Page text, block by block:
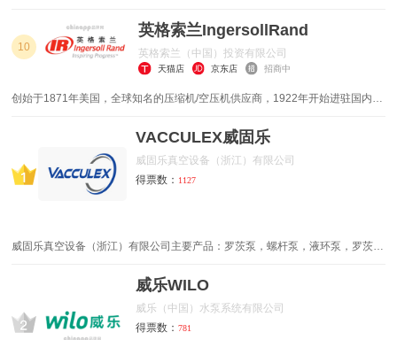
橡胶机械设备 印花机
热风炉
锚具 输送机
全预混低氮冷凝锅炉 燃气蒸汽发生器
平地机
200余人，在烟台、淄博布局4个厂区，占地10.7万㎡²。获ISO三大体系、欧盟
CE、石油天然气行业HSE认证，是国家级石油化工专精特新中小企业、省级高
新技术企业和瞪羚企业。
10
英格索兰IngersollRand
英格索兰（中国）投资有限公司
天猫店 京东店 招商中
创始于1871年美国，全球知名的压缩机/空压机供应商，1922年开始进驻国内市
VACCULEX威固乐
威固乐真空设备（浙江）有限公司
得票数： 1127
威固乐真空设备（浙江）有限公司主要产品：罗茨泵，螺杆泵，液环泵，罗茨风
服务等多个领域，并携手东北大学、江苏大学、沈阳理工，国内多所大学深化战
协作，价值共赢，发展理念，致力为客服提供优质的真空解决方案。
威乐WILO
威乐（中国）水泵系统有限公司
得票数：781